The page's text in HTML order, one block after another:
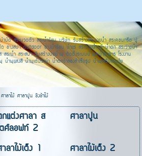
ำบัด สระนวดตัว สระน้ำร้อน บริษัท รับสร้างสระว่ายน้ำ สระคอนกรีต ปู
ด อ่างสปา outdoor อ่างน้ำร้อน น้ำแร่ สระว่ายน้ำ มี น้ำตก สระว่ายน้ำ
สระน้ำ สระสปา รับสร้างบ่อน้ำพุ ติดตั้งระบบน้ำพุหน้าอาคาร โรงงาน
ำพุแสงสี น้ำพุเต้นระบำ น้ำตกจำลองสำเร็จรูป น้ำพุเสริมฮวงจุ้ย
ศาลาไม้ ศาลาปูน ชิงช้าไม้
แต่งศาลา ส
ตศ์ลอฟท์ 2
ศาลาปูน
ลาไม้เต็ง 1
ศาลาไม้เต็ง 2